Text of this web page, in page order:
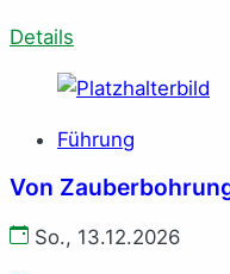
Details
Führung
Von
So., 13.12.2026